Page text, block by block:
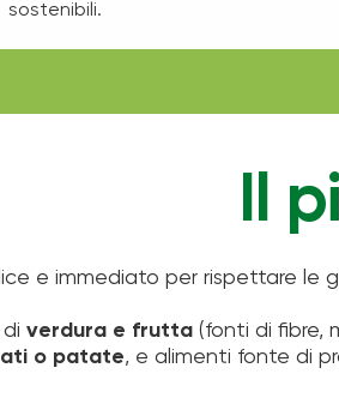
sostenibili.
Il
e immediato per rispettare
verdura e frutta(fonti di fibre,
o patate, e alimenti fonte di